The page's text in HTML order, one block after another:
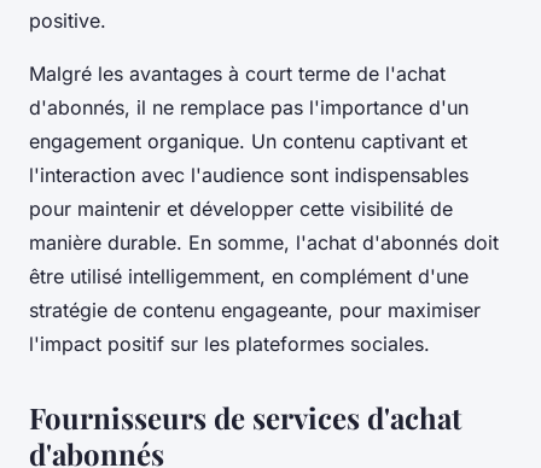
positive.
Malgré les avantages à court terme de l'achat
d'abonnés, il ne remplace pas l'importance d'un
engagement organique. Un contenu captivant et
l'interaction avec l'audience sont indispensables
pour maintenir et développer cette visibilité de
manière durable. En somme, l'achat d'abonnés doit
être utilisé intelligemment, en complément d'une
stratégie de contenu engageante, pour maximiser
l'impact positif sur les plateformes sociales.
Fournisseurs de services d'achat
d'abonnés